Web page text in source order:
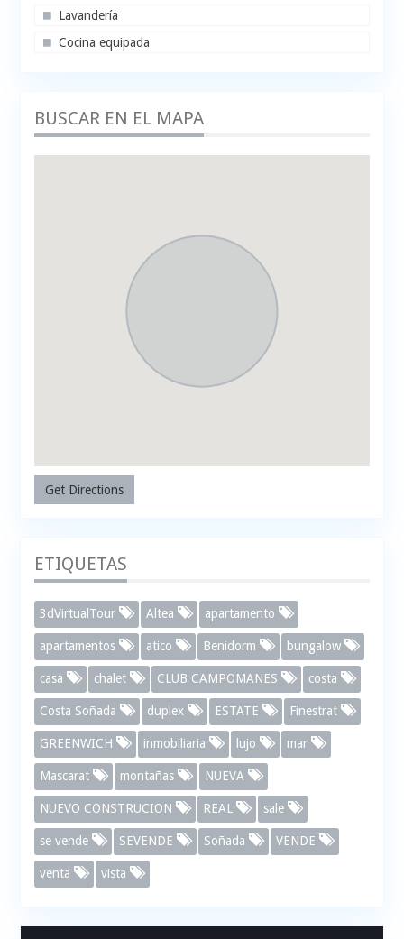
Lavandería
Cocina equipada
BUSCAR EN EL MAPA
Get Directions
ETIQUETAS
3dVirtualTour Altea apartamento
apartamentos atico Benidorm bungalow
casa chalet CLUB CAMPOMANES costa
Costa Soñada duplex ESTATE Finestrat
GREENWICH inmobiliaria lujo mar
Mascarat montañas NUEVA
NUEVO CONSTRUCION REAL sale
se vende SEVENDE Soñada VENDE
venta vista